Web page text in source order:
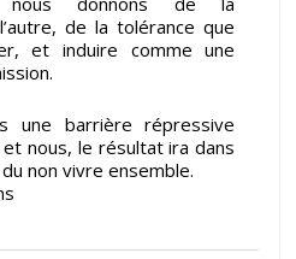
de la tolérance que
et induire comme une
une barrière répressive
nous, le résultat ira dans
non vivre ensemble.